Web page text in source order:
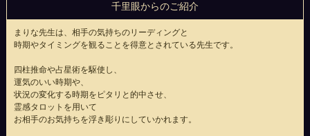
千里眼からのご紹介
まりな先生は、相手の気持ちのリーディングと
時期やタイミングを観ることを得意とされている先生です。
四柱推命や占星術を駆使し、
運気のいい時期や、
状況の変化する時期をピタリと的中させ、
霊感タロットを用いて
お相手のお気持ちを浮き彫りにしていかれます。